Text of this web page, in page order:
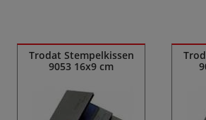
Trodat Stempelkissen
9053 16x9 cm